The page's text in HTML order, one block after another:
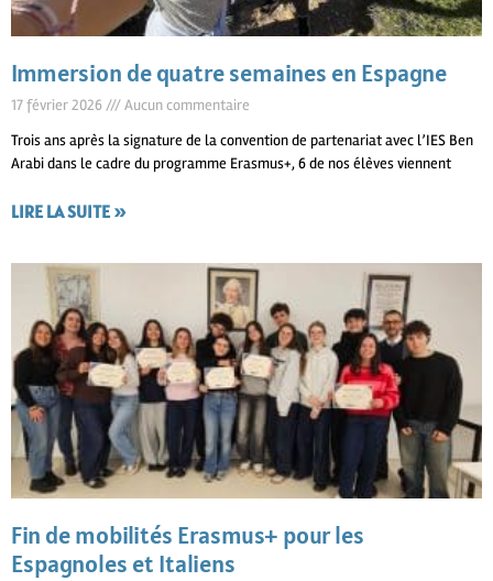
Immersion de quatre semaines en Espagne
17 février 2026
Aucun commentaire
Trois ans après la signature de la convention de partenariat avec l’IES Ben
Arabi dans le cadre du programme Erasmus+, 6 de nos élèves viennent
LIRE LA SUITE »
Fin de mobilités Erasmus+ pour les
Espagnoles et Italiens